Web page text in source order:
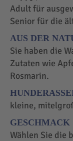
Adult für
Senior für die
AUS DER
Sie haben die
Zutaten wie
Rosmarin.
kleine,
GESCHMACK
Wählen Sie die